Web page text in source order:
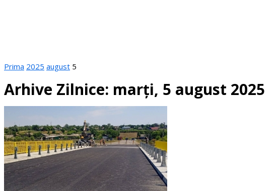
Prima 2025 august 5
Arhive Zilnice: marți, 5 august 2025